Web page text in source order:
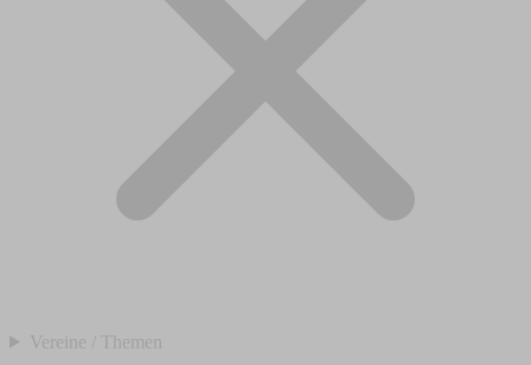
Vereine / Themen